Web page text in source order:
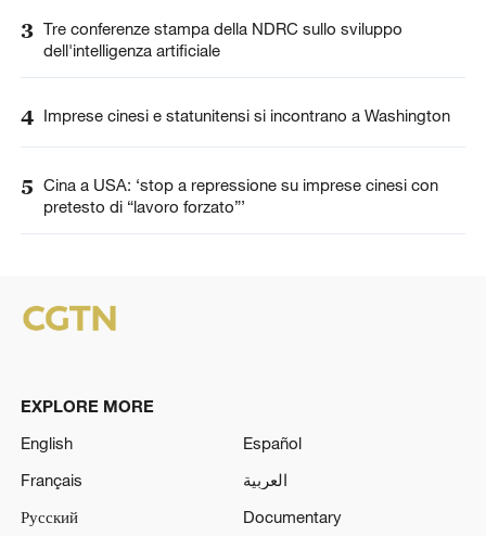
3 Tre conferenze stampa della NDRC sullo sviluppo
dell'intelligenza artificiale
4 Imprese cinesi e statunitensi si incontrano a Washington
5 Cina a USA: ‘stop a repressione su imprese cinesi con
pretesto di “lavoro forzato”’
EXPLORE MORE
English
Español
Français
العربية
Русский
Documentary